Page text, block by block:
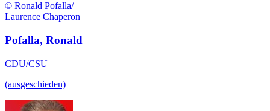
© Ronald Pofalla/
Laurence Chaperon
Pofalla, Ronald
CDU/CSU
(ausgeschieden)